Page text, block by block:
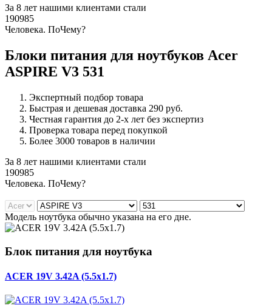
За 8 лет нашими клиентами стали
190985
Человека. ПоЧему?
Блоки питания для ноутбуков Acer
ASPIRE V3 531
Экспертный подбор товара
Быстрая и дешевая доставка 290 руб.
Честная гарантия до 2-х лет без экспертиз
Проверка товара перед покупкой
Более 3000 товаров в наличии
За 8 лет нашими клиентами стали
190985
Человека. ПоЧему?
Модель ноутбука обычно указана на его дне.
Блок питания для ноутбука
ACER 19V 3.42A (5.5x1.7)